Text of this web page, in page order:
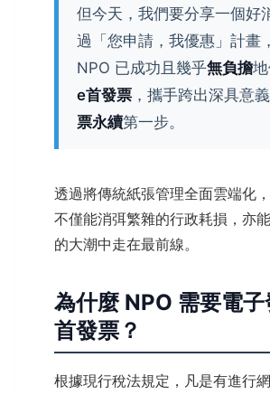
但今天，我們要分享一個好
過「您申請，我優惠」計畫
NPO 已成功且幾乎無負擔
e首發票 ，攜手跨出深具意
票永續第一步。
透過將傳統紙張管理全面雲端化
不僅能消弭繁雜的行政耗損，亦
的大潮中走在最前線。
為什麼 NPO 需要電
首發票？
根據現行稅法規定，凡是有進行